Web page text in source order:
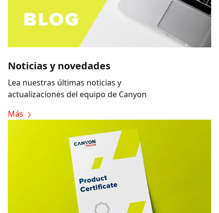
Noticias y novedades
Lea nuestras últimas noticias y
actualizaciones del equipo de Canyon
Más